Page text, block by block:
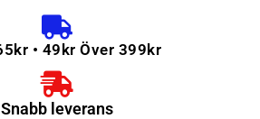
• 49kr Över 399kr
Snabb leverans